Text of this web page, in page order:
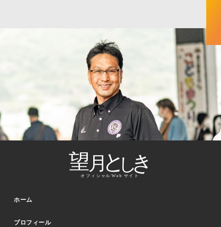
ホーム
プロフィール